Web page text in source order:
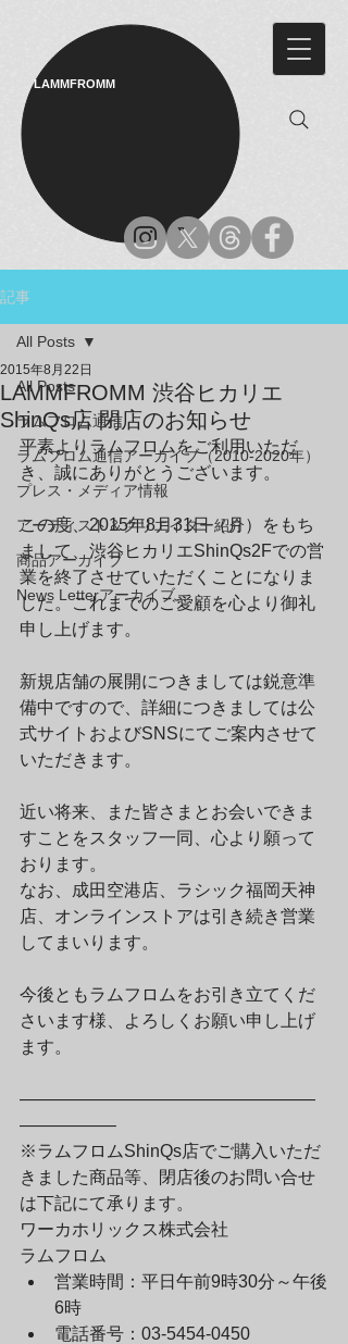
LAMMFROMM​
記事
All Posts
ラムフロム通信
ラムフロム通信アーカイブ（2010-2020年）
プレス・メディア情報
アーティスト＆クリエイター紹介
商品アーカイブ
News Letterアーカイブ
All Posts
LAMMFROMM 渋谷ヒカリエ
ShinQs店 閉店のお知らせ
2015年8月22日
平素よりラムフロムをご利用いただ
き、誠にありがとうございます。
この度、2015年8月31日（月）をもち
まして、渋谷ヒカリエShinQs2Fでの営
業を終了させていただくことになりま
した。これまでのご愛顧を心より御礼
申し上げます。
新規店舗の展開につきましては鋭意準
備中ですので、詳細につきましては公
式サイトおよびSNSにてご案内させて
いただきます。
近い将来、また皆さまとお会いできま
すことをスタッフ一同、心より願って
おります。
なお、成田空港店、ラシック福岡天神
店、オンラインストアは引き続き営業
してまいります。
今後ともラムフロムをお引き立てくだ
さいます様、よろしくお願い申し上げ
ます。
—————————————————
—————–
※ラムフロムShinQs店でご購入いただ
きました商品等、閉店後のお問い合せ
は下記にて承ります。
ワーカホリックス株式会社
ラムフロム
営業時間：平日午前9時30分～午後
6時
電話番号：03-5454-0450